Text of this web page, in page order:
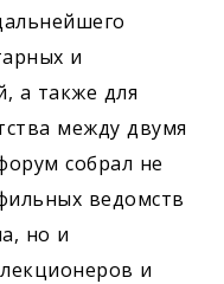
и
а также для
между двумя
собрал не
ведомств
но и
и